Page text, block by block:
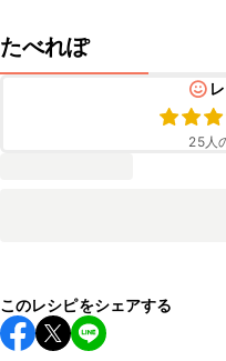
たべれぽ
25人
このレシピをシェアする